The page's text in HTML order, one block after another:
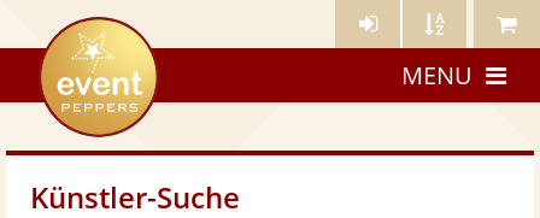
Künstler- Künstler Meine
eventpeppers
MENU
Künstler-Suche